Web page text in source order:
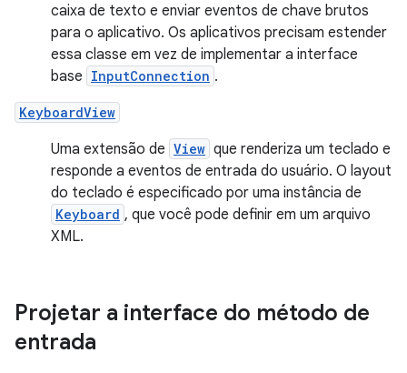
caixa de texto e enviar eventos de chave brutos
para o aplicativo. Os aplicativos precisam estender
essa classe em vez de implementar a interface
base InputConnection .
KeyboardView
Uma extensão de View que renderiza um teclado e
responde a eventos de entrada do usuário. O layout
do teclado é especificado por uma instância de
Keyboard , que você pode definir em um arquivo
XML.
Projetar a interface do método de
entrada